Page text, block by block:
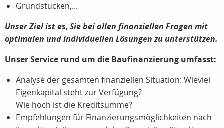
Grundstücken,...
Unser Ziel ist es, Sie bei allen finanziellen Fragen mit
optimalen und individuellen Lösungen zu unterstützen.
Unser Service rund um die Baufinanzierung umfasst:
Analyse der gesamten finanziellen Situation: Wieviel
Eigenkapital steht zur Verfügung?
Wie hoch ist die Kreditsumme?
Empfehlungen für Finanzierungsmöglichkeiten nach